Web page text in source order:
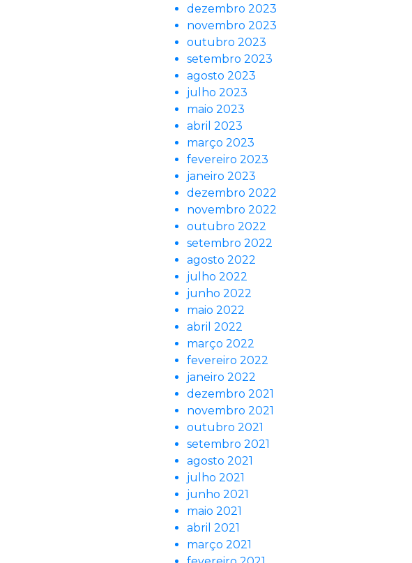
dezembro 2023
novembro 2023
outubro 2023
setembro 2023
agosto 2023
julho 2023
maio 2023
abril 2023
março 2023
fevereiro 2023
janeiro 2023
dezembro 2022
novembro 2022
outubro 2022
setembro 2022
agosto 2022
julho 2022
junho 2022
maio 2022
abril 2022
março 2022
fevereiro 2022
janeiro 2022
dezembro 2021
novembro 2021
outubro 2021
setembro 2021
agosto 2021
julho 2021
junho 2021
maio 2021
abril 2021
março 2021